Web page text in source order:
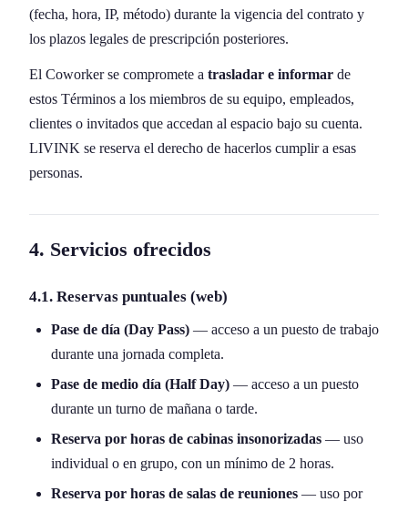
(fecha, hora, IP, método) durante la vigencia del contrato y
los plazos legales de prescripción posteriores.
El Coworker se compromete a trasladar e informar de
estos Términos a los miembros de su equipo, empleados,
clientes o invitados que accedan al espacio bajo su cuenta.
LIVINK se reserva el derecho de hacerlos cumplir a esas
personas.
4. Servicios ofrecidos
4.1. Reservas puntuales (web)
Pase de día (Day Pass) — acceso a un puesto de trabajo
durante una jornada completa.
Pase de medio día (Half Day) — acceso a un puesto
durante un turno de mañana o tarde.
Reserva por horas de cabinas insonorizadas — uso
individual o en grupo, con un mínimo de 2 horas.
Reserva por horas de salas de reuniones — uso por